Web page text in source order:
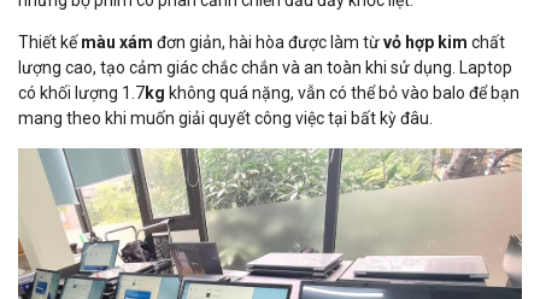
Thiết kếmàu xám đơn giản, hài hòa được làm từvỏ hợp kim chất
lượng cao, tạo cảm giác chắc chắn và an toàn khi sử dụng. Laptop
có khối lượng 1.7kg không quá nặng, vẫn có thể bỏ vào balo để bạn
mang theo khi muốn giải quyết công việc tại bất kỳ đâu.